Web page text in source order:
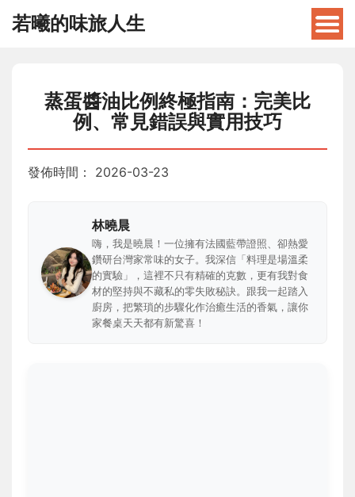
若曦的味旅人生
蒸蛋醬油比例終極指南：完美比
例、常見錯誤與實用技巧
發佈時間： 2026-03-23
林曉晨
嗨，我是曉晨！一位擁有法國藍帶證照、卻熱愛
鑽研台灣家常味的女子。我深信「料理是場溫柔
的實驗」，這裡不只有精確的克數，更有我對食
材的堅持與不藏私的零失敗秘訣。跟我一起踏入
廚房，把繁瑣的步驟化作治癒生活的香氣，讓你
家餐桌天天都有新驚喜！